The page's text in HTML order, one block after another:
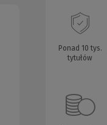
Ponad 10 tys.
tytułów